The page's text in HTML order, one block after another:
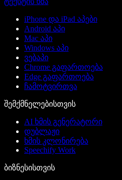
iPhone და iPad აპები
Android აპი
Mac აპი
Windows აპი
ვებაპი
Chrome გაფართოება
Edge გაფართოება
ჩამოტვირთვა
შემქმნელებისთვის
AI ხმის გენერატორი
დუბლაჟი
ხმის კლონირება
Speechify Work
ბიზნესისთვის